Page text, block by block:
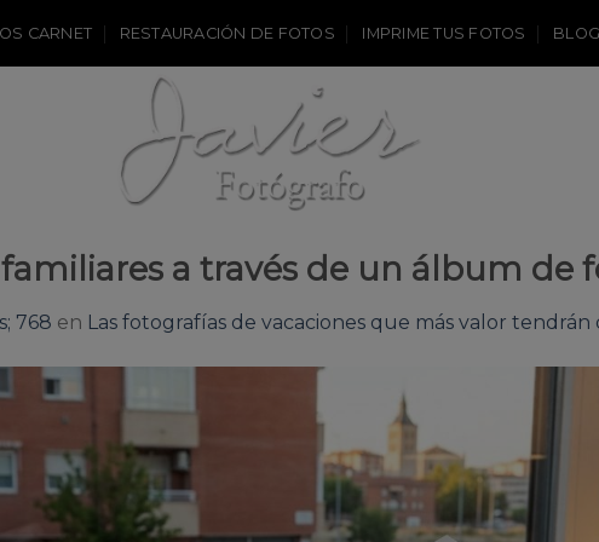
CARNET RESTAURACIÓN DE FOTOS IMPRIME TUS FOTOS BLOG
a través de un álbum de
768 en Las fotografías de vacaciones que más valor